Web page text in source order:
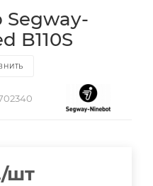
Segway-
B110S
/шт